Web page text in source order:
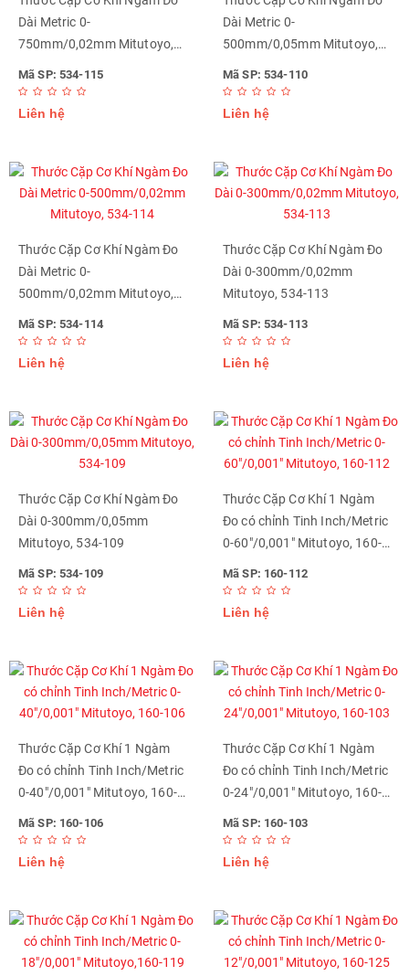
Dài Metric 0-
750mm/0,02mm Mitutoyo,
534-115
Mã SP: 534-115
Liên hệ
Dài Metric 0-
500mm/0,05mm Mitutoyo,
534-110
Mã SP: 534-110
Liên hệ
Thước Cặp Cơ Khí Ngàm Đo
Dài Metric 0-
500mm/0,02mm Mitutoyo,
534-114
Mã SP: 534-114
Liên hệ
Thước Cặp Cơ Khí Ngàm Đo
Dài 0-300mm/0,02mm
Mitutoyo, 534-113
Mã SP: 534-113
Liên hệ
Thước Cặp Cơ Khí Ngàm Đo
Dài 0-300mm/0,05mm
Mitutoyo, 534-109
Mã SP: 534-109
Liên hệ
Thước Cặp Cơ Khí 1 Ngàm
Đo có chỉnh Tinh Inch/Metric
0-60"/0,001" Mitutoyo, 160-
112
Mã SP: 160-112
Liên hệ
Thước Cặp Cơ Khí 1 Ngàm
Đo có chỉnh Tinh Inch/Metric
0-40"/0,001" Mitutoyo, 160-
106
Mã SP: 160-106
Liên hệ
Thước Cặp Cơ Khí 1 Ngàm
Đo có chỉnh Tinh Inch/Metric
0-24"/0,001" Mitutoyo, 160-
103
Mã SP: 160-103
Liên hệ